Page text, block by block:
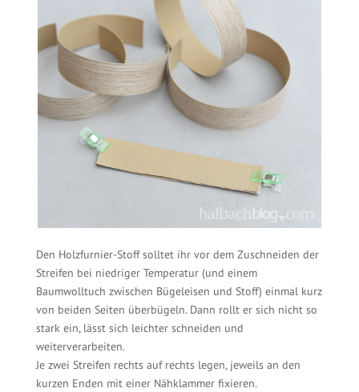
Den Holzfurnier-Stoff solltet ihr vor dem Zuschneiden der
Streifen bei niedriger Temperatur (und einem
Baumwolltuch zwischen Bügeleisen und Stoff) einmal kurz
von beiden Seiten überbügeln. Dann rollt er sich nicht so
stark ein, lässt sich leichter schneiden und
weiterverarbeiten.
Je zwei Streifen rechts auf rechts legen, jeweils an den
kurzen Enden mit einer Nähklammer fixieren.